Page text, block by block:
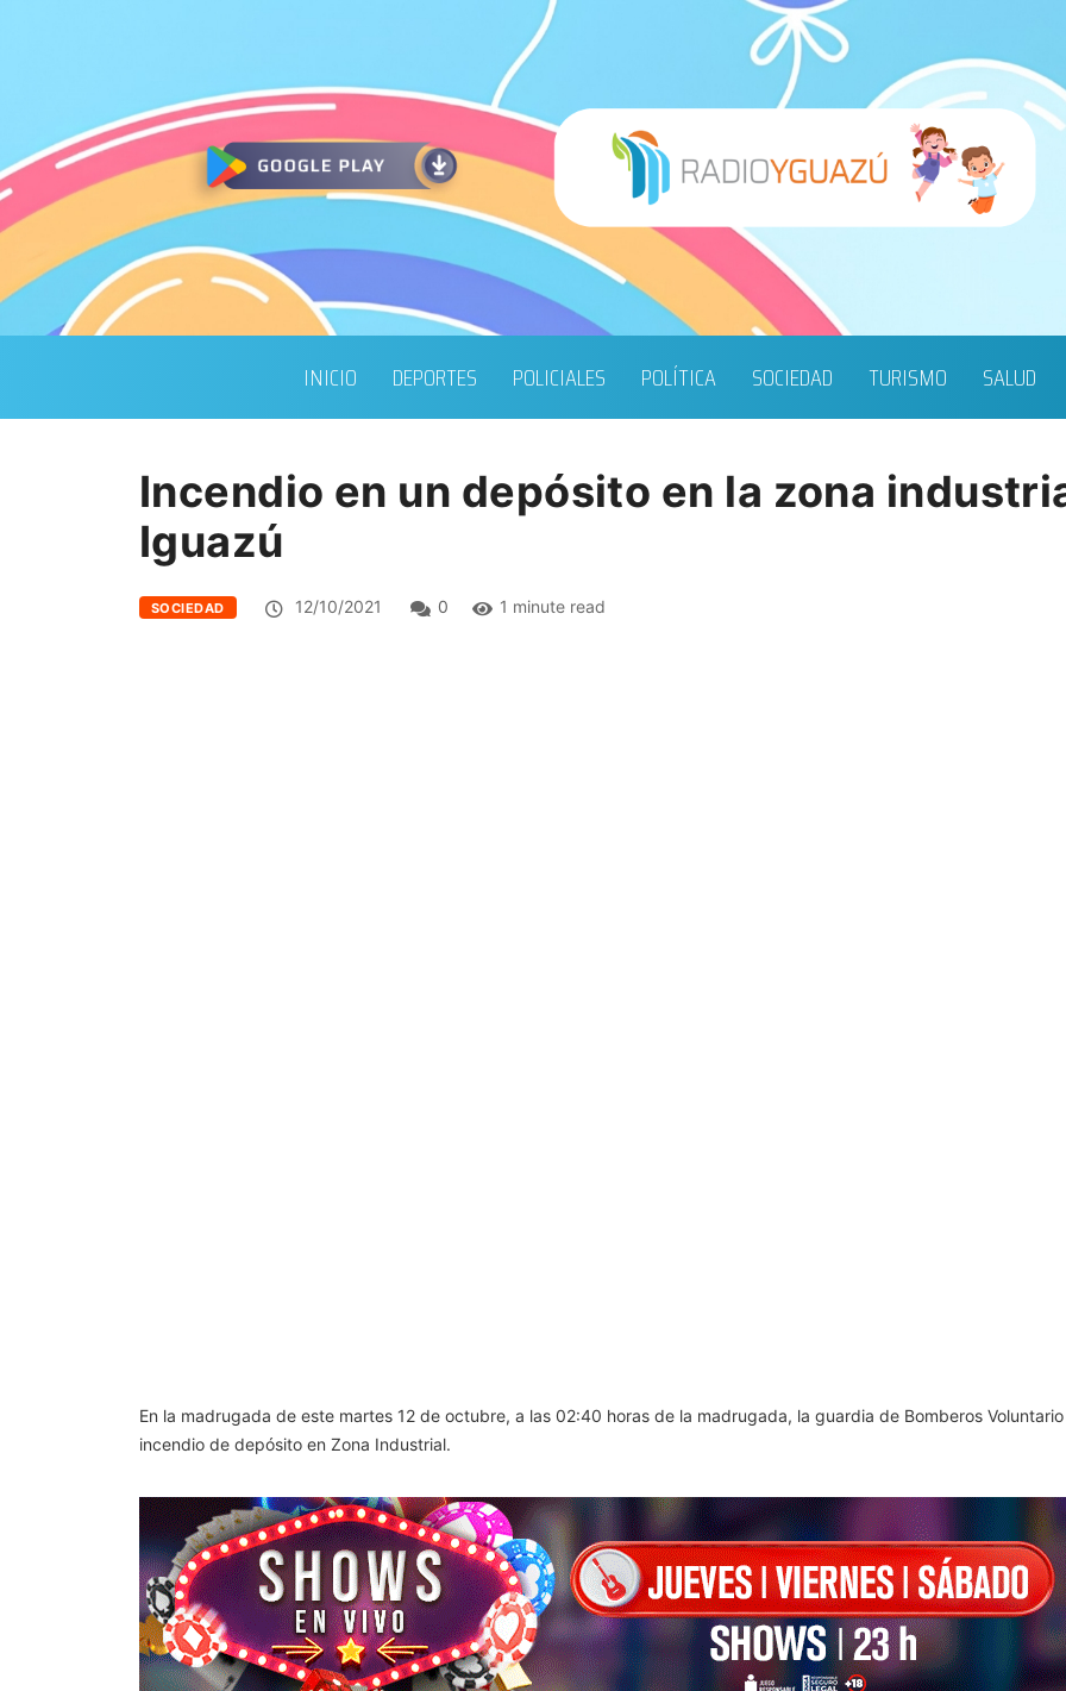
INICIO DEPORTES POLICIALES POLÍTICA SOCIEDAD TURISMO SALUD
Incendio en un depósito en la zona
Iguazú
SOCIEDAD 12/10/2021 0 1 minute read
En la madrugada de este martes 12 de octubre, a las 02:40 horas de la madrugada, la guardia de Bomberos
incendio de depósito en Zona Industrial.